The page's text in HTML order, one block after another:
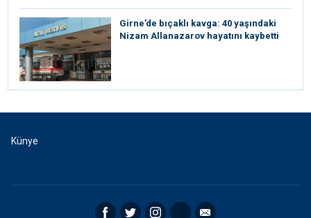
Girne’de bıçaklı kavga: 40 yaşındaki
Nizam Allanazarov hayatını kaybetti
Künye
Facebook Twitter Instagram RSS